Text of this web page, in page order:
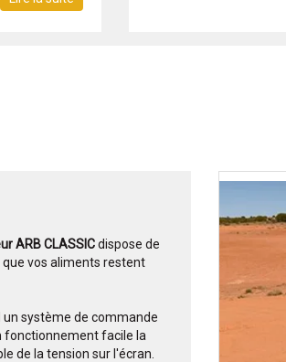
ARB CLASSICdispose de
vos aliments restent
système de commande
fonctionnement facile la
de la tension sur l'écran.